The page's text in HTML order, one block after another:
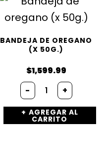
BANDEJA DE OREGANO
(X 50G.)
$1,599.99
-
+
AGREGAR AL
CARRITO